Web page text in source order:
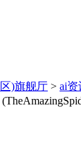
)旗舰厅 > ai资